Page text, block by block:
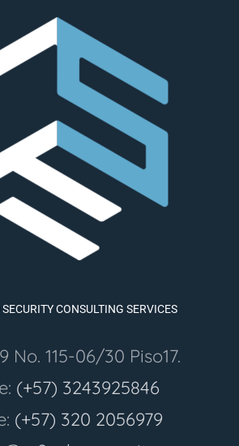
CONSULTING SERVICES
No. 115-06/30 Piso17.
(+57) 3243925846
(+57) 320 2056979